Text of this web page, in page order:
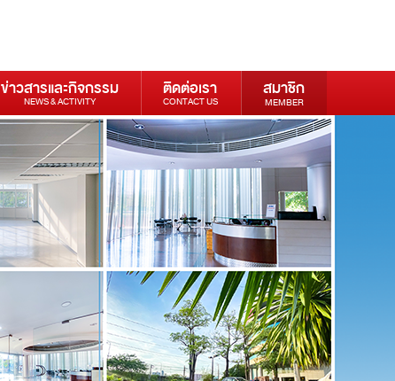
ข่าวสารและกิจกรรม
NEWS & ACTIVITY
ติดต่อเรา
CONTACT US
สมาชิก
MEMBER